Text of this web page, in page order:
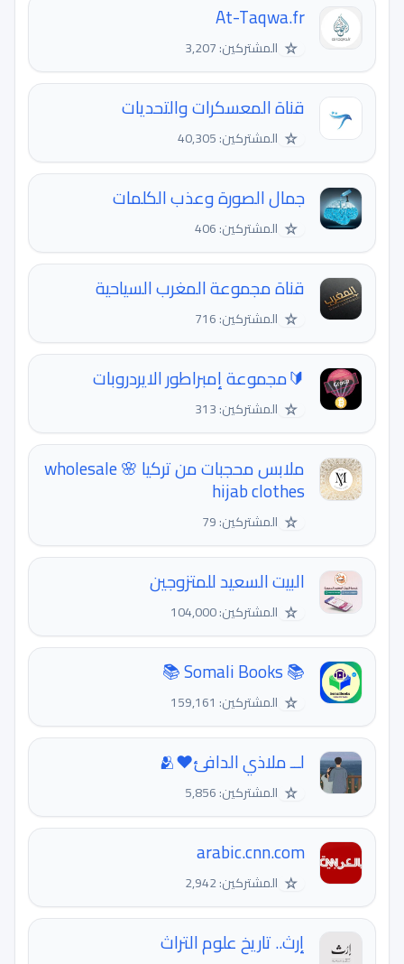
At-Taqwa.fr
☆ المشتركين: 3,207
قناة المعسكرات والتحديات
☆ المشتركين: 40,305
جمال الصورة وعذب الكلمات
☆ المشتركين: 406
‏قناة مجموعة المغرب السياحية
☆ المشتركين: 716
🔰مجموعة إمبراطور الايردروبات
☆ المشتركين: 313
ملابس محجبات من تركيا 🌸 wholesale
hijab clothes
☆ المشتركين: 79
البيت السعيد للمتزوجين
☆ المشتركين: 104,000
📚 Somali Books 📚
☆ المشتركين: 159,161
لــ ملاذي الدافئ❤️🫂
☆ المشتركين: 5,856
arabic.cnn.com
☆ المشتركين: 2,942
إرث.. تاريخ علوم التراث